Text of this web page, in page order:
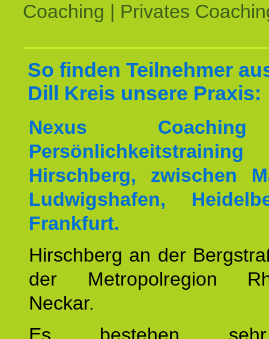
Coaching | Privates
So finden Teilnehmer
Dill Kreis unsere Praxis:
Nexus
Hirschberg, zwischen
Ludwigshafen,
Frankfurt.
Hirschberg an der
der Metropolregion
Neckar.